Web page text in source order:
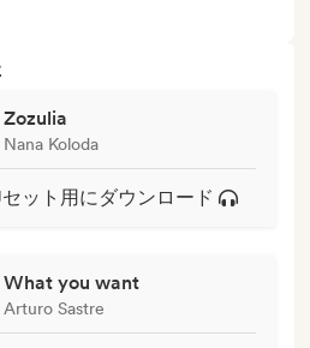
Zozulia
Nana Koloda
ット用にダウンロード
What you want
Arturo Sastre